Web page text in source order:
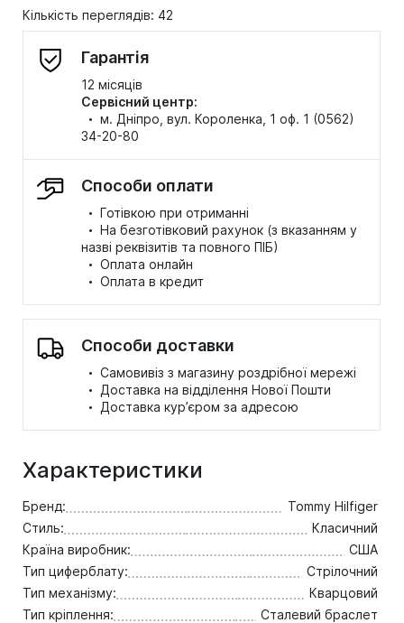
Кількість переглядів: 42
Гарантія
12 місяців
Сервісний центр:
· м. Дніпро, вул. Короленка, 1 оф. 1 (0562)
34-20-80
Способи оплати
· Готівкою при отриманні
· На безготівковий рахунок (з вказанням у
назві реквізитів та повного ПІБ)
· Оплата онлайн
· Оплата в кредит
Способи доставки
· Самовивіз з магазину роздрібної мережі
· Доставка на відділення Нової Пошти
· Доставка кур’єром за адресою
Характеристики
Бренд:
Tommy Hilfiger
Стиль:
Класичний
Країна виробник:
США
Тип циферблату:
Стрілочний
Тип механізму:
Кварцовий
Тип кріплення:
Сталевий браслет